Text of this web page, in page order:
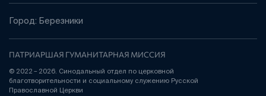
Город: Березники
ПАТРИАРШАЯ ГУМАНИТАРНАЯ МИССИЯ
© 2022 – 2026. Синодальный отдел по церковной
благотворительности и социальному служению Русской
Православной Церкви